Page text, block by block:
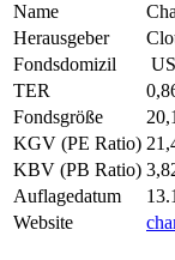
Name
Herausgeber
Fondsdomizil
TER
Fondsgröße
KGV (PE Ratio)
KBV (PB Ratio)
Auflagedatum
Website